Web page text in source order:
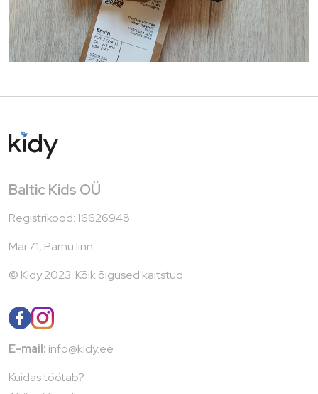
Baltic Kids OÜ
Registrikood: 16626948
Mai 71, Pärnu linn
© Kidy 2023. Kõik õigused kaitstud
E-mail: info@kidy.ee
Kuidas töötab?